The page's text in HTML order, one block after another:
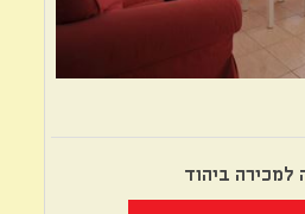
למכירה ביהוד